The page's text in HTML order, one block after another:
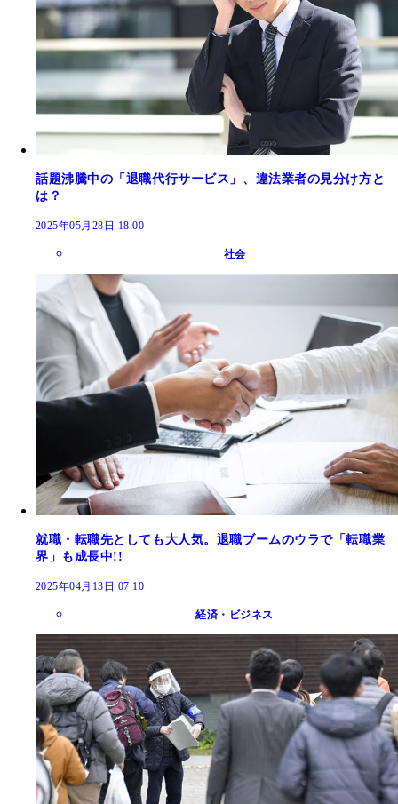
話題沸騰中の「退職代行サービス」、違法業者の見分け方と
は？
2025年05月28日 18:00
社会
就職・転職先としても大人気。退職ブームのウラで「転職業
界」も成長中!!
2025年04月13日 07:10
経済・ビジネス